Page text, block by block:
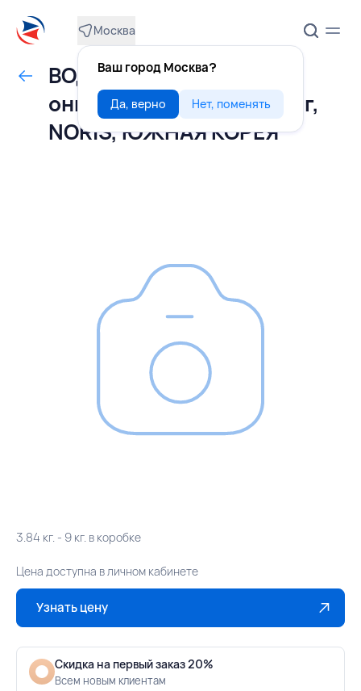
Москва
Ваш город Москва?
Да, верно Нет, поменять
ВОДОРОСЛИ нори для
онигири 100 листов 120 г,
NORIS, ЮЖНАЯ КОРЕЯ
3.84 кг. - 9 кг. в коробке
Цена доступна в личном кабинете
Узнать цену
Скидка на первый заказ 20%
Всем новым клиентам